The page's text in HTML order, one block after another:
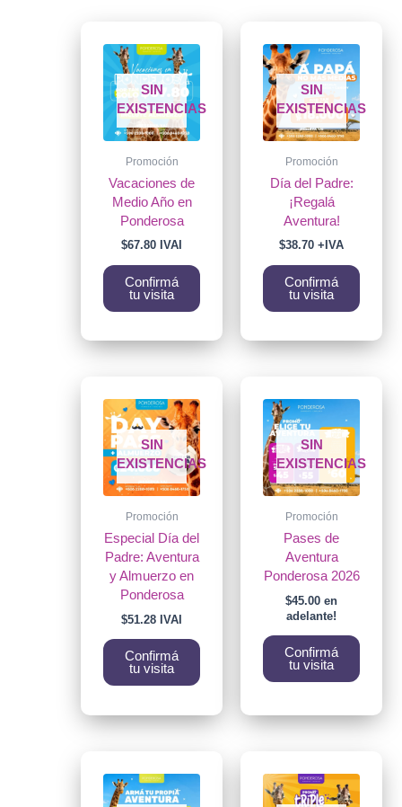
SIN
EXISTENCIAS
Promoción
Vacaciones de
Medio Año en
Ponderosa
$67.80 IVAI
Confirmá
tu visita
SIN
EXISTENCIAS
Promoción
Día del Padre:
¡Regalá
Aventura!
$38.70 +IVA
Confirmá
tu visita
SIN
EXISTENCIAS
Promoción
Especial Día del
Padre: Aventura
y Almuerzo en
Ponderosa
$51.28 IVAI
Confirmá
tu visita
SIN
EXISTENCIAS
Promoción
Pases de
Aventura
Ponderosa 2026
$45.00 en
adelante!
Confirmá
tu visita